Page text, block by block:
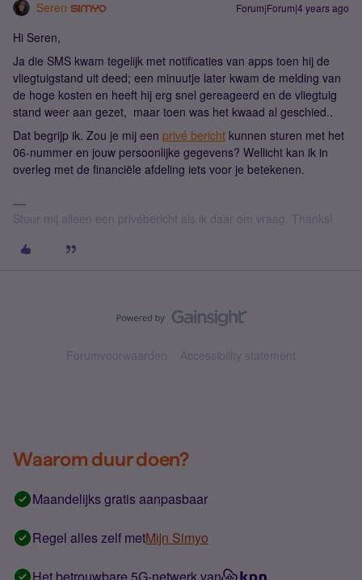
Seren Forum|Forum|4 years ago
Hi Seren,
Ja die SMS kwam tegelijk met notificaties van apps toen hij de
vliegtuigstand uit deed; een minuutje later kwam de melding van
de hoge kosten en heeft hij erg snel gereageerd en de vliegtuig
stand weer aan gezet, maar toen was het kwaad al geschied..
Dat begrijp ik. Zou je mij een privé bericht kunnen sturen met het
06-nummer en jouw persoonlijke gegevens? Wellicht kan ik in
overleg met de financiële afdeling iets voor je betekenen.
Stuur mij alleen een privébericht als ik daar om vraag. Thanks!
Forumvoorwaarden Accessibility statement
Waarom duur doen?
Maandelijks gratis aanpasbaar
Regel alles zelf metMijn Simyo